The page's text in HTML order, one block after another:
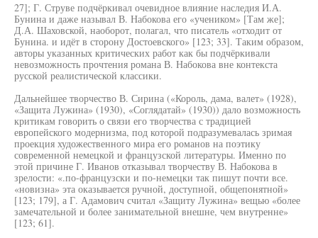
27]; Г. Струве подчёркивал очевидное влияние наследия И.А.
Бунина и даже называл В. Набокова его «учеником» [Там же];
Д.А. Шаховской, наоборот, полагал, что писатель «отходит от
Бунина. и идёт в сторону Достоевского» [123; 33]. Таким образом,
авторы указанных критических работ как бы подчёркивали
невозможность прочтения романа В. Набокова вне контекста
русской реалистической классики.
Дальнейшее творчество В. Сирина («Король, дама, валет» (1928),
«Защита Лужина» (1930), «Соглядатай» (1930)) дало возможность
критикам говорить о связи его творчества с традицией
европейского модернизма, под которой подразумевалась зримая
проекция художественного мира его романов на поэтику
современной немецкой и французской литературы. Именно по
этой причине Г. Иванов отказывал творчеству В. Набокова в
зрелости: «.по-французски и по-немецки так пишут почти все.
«новизна» эта оказывается ручной, доступной, общепонятной»
[123; 179], а Г. Адамович считал «Защиту Лужина» вещью «более
замечательной и более занимательной внешне, чем внутренне»
[123; 61].